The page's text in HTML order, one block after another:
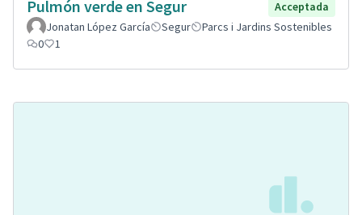
Pulmón verde en Segur
Acceptada
Jonatan López García
Segur
Parcs i Jardins Sostenibles
0
1